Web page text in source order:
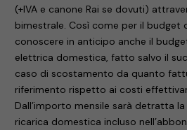
(+IVA e canone Rai se dovuti)
bimestrale. Così come per il budget
conoscere in anticipo anche il
elettrica domestica, fatto salvo il
caso di scostamento da quanto
riferimento rispetto ai costi
Dall’importo mensile sarà detratta
ricarica domestica incluso